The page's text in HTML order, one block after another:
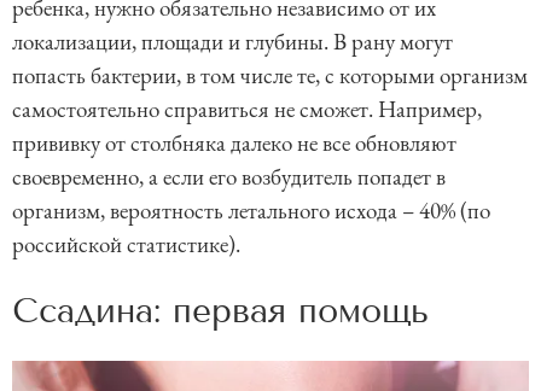
ребенка, нужно обязательно независимо от их
локализации, площади и глубины. В рану могут
попасть бактерии, в том числе те, с которыми организм
самостоятельно справиться не сможет. Например,
прививку от столбняка далеко не все обновляют
своевременно, а если его возбудитель попадет в
организм, вероятность летального исхода – 40% (по
российской статистике).
Ссадина: первая помощь